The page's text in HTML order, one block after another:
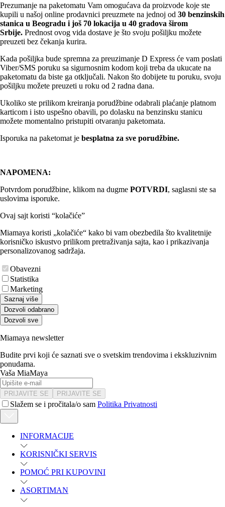
Prezumanje na paketomatu Vam omogućava da proizvode koje ste
kupili u našoj online prodavnici preuzmete na jednoj od 30 benzinskih
stanica u Beogradu i još 70 lokacija u 40 gradova širom
Srbije. Prednost ovog vida dostave je što svoju pošiljku možete
preuzeti bez čekanja kurira.
Kada pošiljka bude spremna za preuzimanje D Express će vam poslati
Viber/SMS poruku sa sigurnosnim kodom koji treba da ukucate na
paketomatu da biste ga otključali. Nakon što dobijete tu poruku, svoju
pošiljku možete preuzeti u roku od 2 radna dana.
Ukoliko ste prilikom kreiranja porudžbine odabrali plaćanje platnom
karticom i isto uspešno obavili, po dolasku na benzinsku stanicu
možete momentalno pristupiti otvaranju paketomata.
Isporuka na paketomat je besplatna za sve porudžbine.
NAPOMENA:
Potvrdom porudžbine, klikom na dugme POTVRDI, saglasni ste sa
uslovima isporuke.
Ovaj sajt koristi “kolačiće”
Miamaya koristi „kolačiće“ kako bi vam obezbedila što kvalitetnije
korisničko iskustvo prilikom pretraživanja sajta, kao i prikazivanja
personalizovanog sadržaja.
Obavezni
Statistika
Marketing
Saznaj više
Dozvoli odabrano
Dozvoli sve
Miamaya newsletter
Budite prvi koji će saznati sve o svetskim trendovima i ekskluzivnim
ponudama.
Vaša MiaMaya
PRIJAVITE SE PRIJAVITE SE
Slažem se i pročitala/o sam Politika Privatnosti
INFORMACIJE
KORISNIČKI SERVIS
POMOĆ PRI KUPOVINI
ASORTIMAN